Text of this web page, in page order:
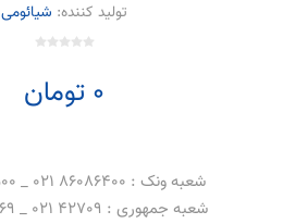
تولید کننده: شیائومی
0 تومان
شعبه ونک : 86086400 021 _ 86086500 021
شعبه جمهوری : 42709 021 _ 66488069 021